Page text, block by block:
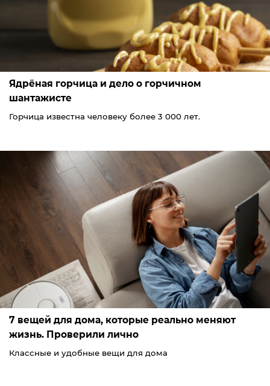
Ядрёная горчица и дело о горчичном
шантажисте
Горчица известна человеку более 3 000 лет.
7 вещей для дома, которые реально меняют
жизнь. Проверили лично
Классные и удобные вещи для дома